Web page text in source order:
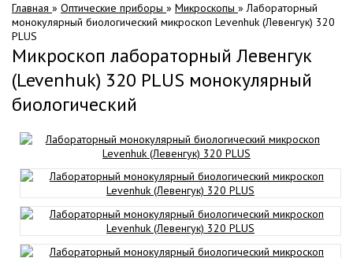
Главная » Оптические приборы » Микроскопы »Лабораторный
монокулярный биологический микроскоп Levenhuk (Левенгук) 320
PLUS
Микроскоп лабораторный Левенгук
(Levenhuk) 320 PLUS монокулярный
биологический